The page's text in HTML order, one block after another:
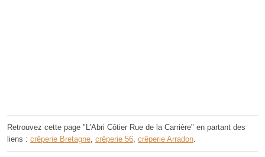
Retrouvez cette page "L'Abri Côtier Rue de la Carrière" en partant des
liens : crêperie Bretagne crêperie 56 crêperie Arradon